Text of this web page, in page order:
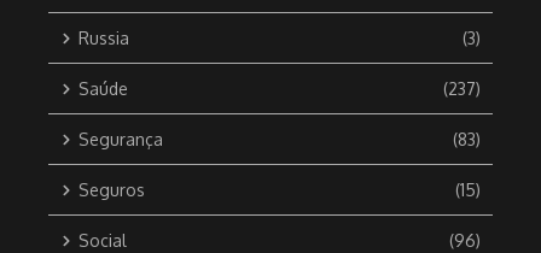
Russia (3)
Saúde (237)
Segurança (83)
Seguros (15)
Social (96)